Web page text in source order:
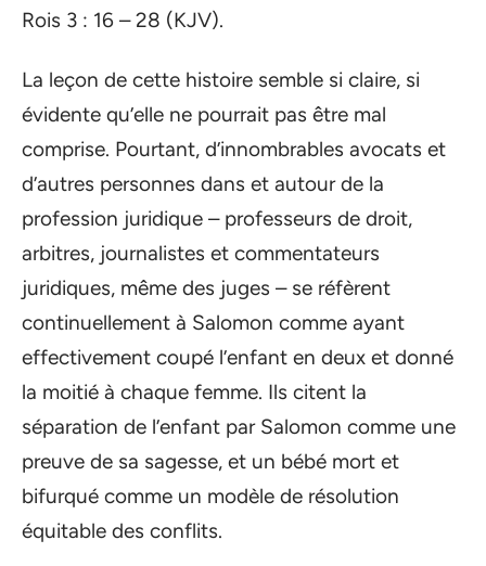
Rois 3 : 16 – 28 (KJV).
La leçon de cette histoire semble si claire, si
évidente qu’elle ne pourrait pas être mal
comprise. Pourtant, d’innombrables avocats et
d’autres personnes dans et autour de la
profession juridique – professeurs de droit,
arbitres, journalistes et commentateurs
juridiques, même des juges – se réfèrent
continuellement à Salomon comme ayant
effectivement coupé l’enfant en deux et donné
la moitié à chaque femme. Ils citent la
séparation de l’enfant par Salomon comme une
preuve de sa sagesse, et un bébé mort et
bifurqué comme un modèle de résolution
équitable des conflits.